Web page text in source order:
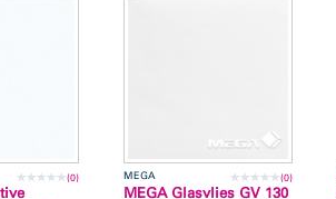
(0) MEGA (0)
MEGA Glasvlies GV 130